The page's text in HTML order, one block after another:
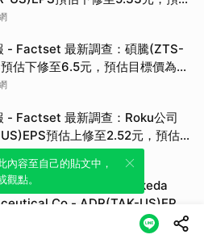
元
- Factset 最新調查：碩騰(ZTS-
估下修至6.5元，預估目標價為
- Factset 最新調查：Roku公司
預估上修至2.52元，預估
160.00元
- Factset 最新調查：Takeda
Co - ADR(TAK-US)EPS
至0.37元，預估目標價為19.82元
容，透過發布貼
內容至自己的貼文中，
觀點。